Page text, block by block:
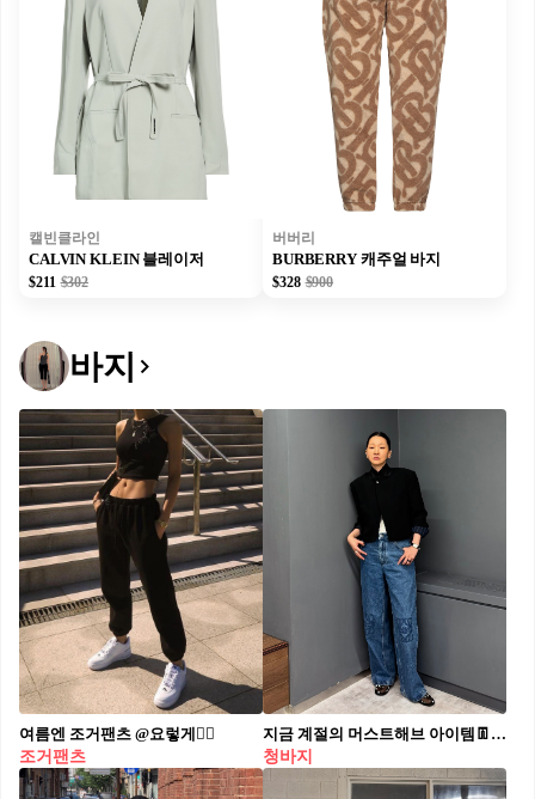
캘빈클라인
CALVIN KLEIN 블레이저
$211 $302
버버리
BURBERRY 캐주얼 바지
$328 $900
바지
여름엔 조거팬츠 @요렇게👍🏻
조거팬츠
지금 계절의 머스트해브 아이템👖 가을에 잘 어울리는 데님 3가지, 놓치면 후회할걸?🤎🍂 가을하면 빠질 수 없는 데님 팬츠, 지금 소개해드릴게요. 1. 로에베 아나그램 배기 진스, 100만 원대 중청 코튼 데님으로 제작된 루즈 핏 팬츠로, 무릎에 로에베의 시그니처 자수가 더해진 디자인입니다. 미드 웨이스트와 버튼 플라이 디테일이 특징으로, 장윤주는 블랙 크롭 아우터와 매치해 세련된 아웃핏을 완성했습니다. 2. 리바이스 립케이지 와이드 진, 10만 원대 연청 코튼 데님으로 제작된 슈퍼 하이라이즈 실루엣의 팬츠로, 다리가 길어 보이고 힙과 허리 라인을 돋보이게 해줍니다. 제시카는 플라워 자수 가디건과 화이트 플랫 슈즈를 매치해 여성스럽고 캐주얼한 데일리룩을 완성했습니다. 3. 가니 미드 블루 빈티지, 40만 원대 미드 블루 빈티지 컬러의 데님 팬츠로, 플리츠 핀턱 디테일이 포인트인 아이템입니다. 루즈한 핏과 생지 톤의 컬러가 세련된 무드를 더해주는데요. 공승연은 데님 재킷과 함께 매치해 데님 셋업 스타일을 완성했습니다.
청바지